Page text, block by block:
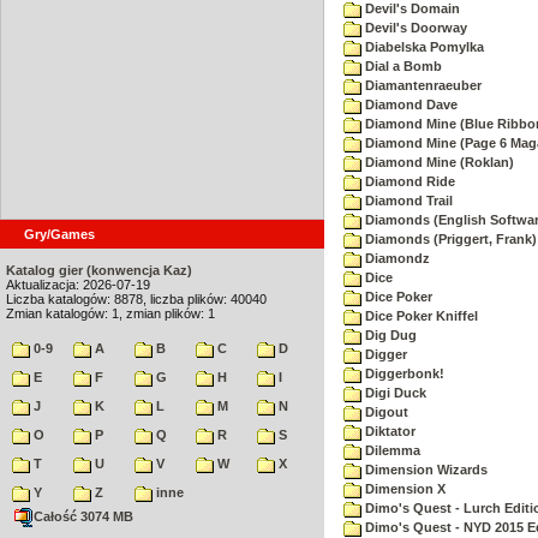
Gry/Games
Katalog gier (konwencja Kaz)
Aktualizacja: 2026-07-19
Liczba katalogów: 8878, liczba plików: 40040
Zmian katalogów: 1, zmian plików: 1
0-9 A B C
D
E
F G H
I
J
K L M
N
O
P Q R
S
T
U V W
X
Y
Z
inne
Całość 3074 MB
Devil's Domain
Devil's Doorway
Diabelska Pomylka
Dial a Bomb
Diamantenraeuber
Diamond Dave
Diamond Mine (Blue
Diamond Mine (Page 6
Diamond Mine (Roklan)
Diamond Ride
Diamond Trail
Diamonds (English
Diamonds (Priggert, Frank)
Diamondz
Dice
Dice Poker
Dice Poker Kniffel
Dig Dug
Digger
Diggerbonk!
Digi Duck
Digout
Diktator
Dilemma
Dimension Wizards
Dimension X
Dimo's Quest - Lurch
Dimo's Quest - NYD 2015